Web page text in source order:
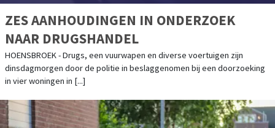
ZES AANHOUDINGEN IN ONDERZOEK
NAAR DRUGSHANDEL
HOENSBROEK - Drugs, een vuurwapen en diverse voertuigen zijn
dinsdagmorgen door de politie in beslaggenomen bij een doorzoeking
in vier woningen in [...]